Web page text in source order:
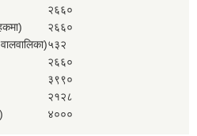
२६६०
२६६०
५३२
२६६०
३९९०
२१२८
४०००